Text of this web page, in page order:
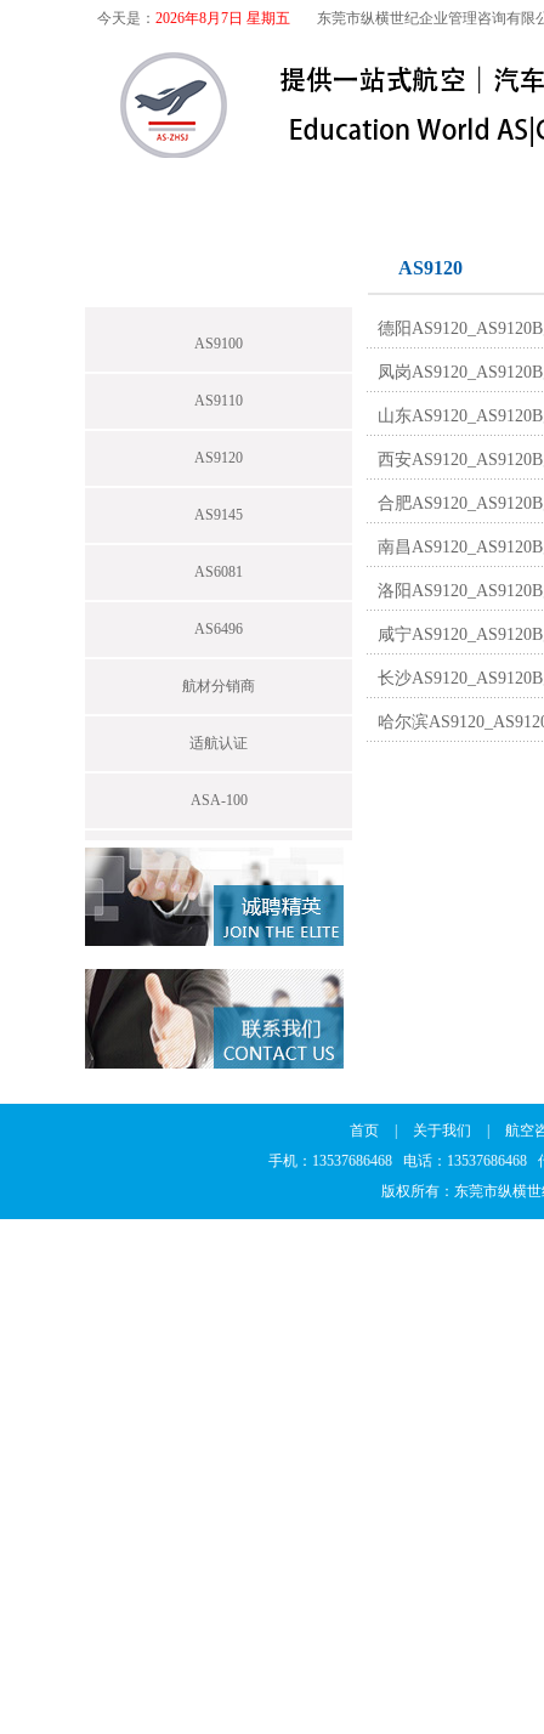
今天是： 2026年8月7日 星期五 东莞市纵横世纪企业管理咨询有限
AS9100
AS9110
AS9120
AS9145
AS6081
AS6496
航材分销商
适航认证
ASA-100
AS9120
德阳
凤岗
山东
西安
合肥
南昌
洛阳
咸宁
长沙
哈尔滨
首页 关于我们
航空
手机：13537686468 电话：13537686468
版权所有：东莞市纵横